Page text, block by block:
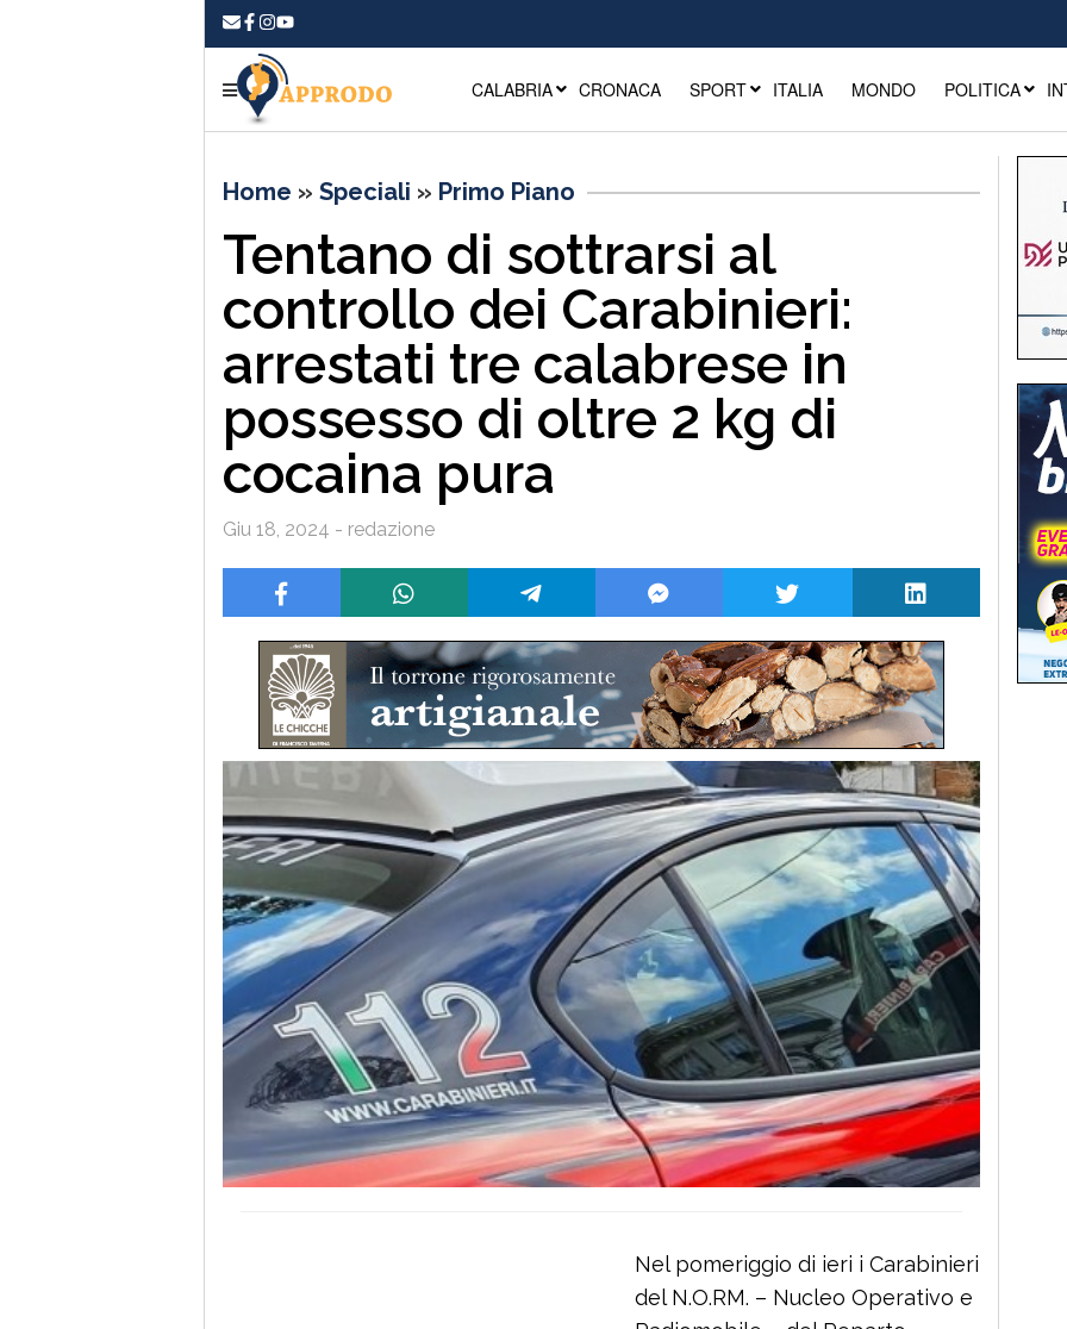
CALABRIA CRONACA SPORT ITALIA MONDO POLITICA
Home » Speciali » Primo Piano
Tentano di sottrarsi al
controllo dei Carabinieri:
arrestati tre calabrese in
possesso di oltre 2 kg di
cocaina pura
Giu 18, 2024 - redazione
Nel pomeriggio di ieri i Carabinieri
del N.O.RM. – Nucleo Operativo e